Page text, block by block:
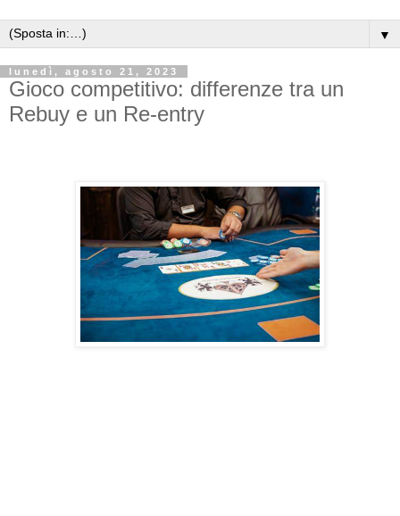
▼
lunedì, agosto 21, 2023
Gioco competitivo: differenze tra un
Rebuy e un Re-entry